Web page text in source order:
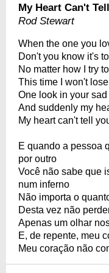
My Heart Can't
Rod Stewart
When the one you
Don't you know it's
No matter how I try
This time I won't lose
One look in your
And suddenly my
My heart can't tell
E quando a pessoa
por outro
Você não sabe que
num inferno
Não importa o
Desta vez não
Apenas um olhar
E, de repente, meu
Meu coração não